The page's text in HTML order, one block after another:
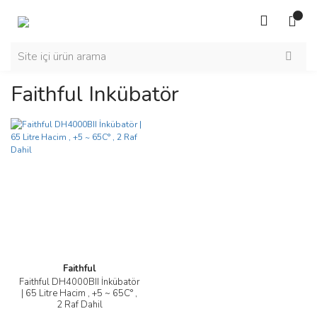
Faithful Inkübatör
Faithful
Faithful DH4000BII İnkübatör
| 65 Litre Hacim , +5 ~ 65C° ,
2 Raf Dahil